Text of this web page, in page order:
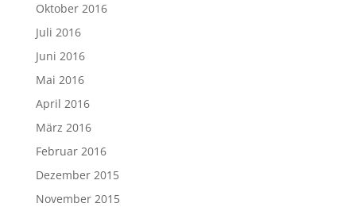
Oktober 2016
Juli 2016
Juni 2016
Mai 2016
April 2016
März 2016
Februar 2016
Dezember 2015
November 2015